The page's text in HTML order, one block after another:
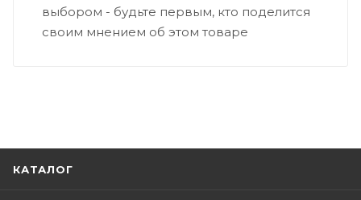
выбором - будьте первым, кто поделится
своим мнением об этом товаре
КАТАЛОГ